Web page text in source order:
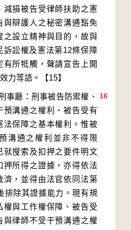
減損被告受律師扶助之憲
與辯護人之秘密溝通豁免
之設立精神與目的，故與
訴訟權及憲法第12條保障
有所牴觸，聲請宣告上開
16
事廳：刑事被告防禦權、
預溝通之權利、被告受有
法保障之基本權利。惟被
溝通之權利並非不得限
就搜索及扣押之要件明文
押所得之證據，亦得依法
濟，並得由法官依同法第
排除其證據能力。現有規
權與工作權保障、被告受
與律師不受干預溝通之權